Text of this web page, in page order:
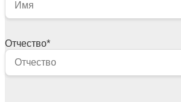
Отчество*